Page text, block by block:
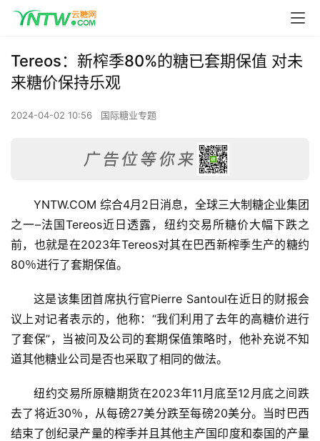
Tereos：新榨季80%的糖已套期保值 对未
来糖价保持乐观
2024-04-02 10:56 国际糖业专题
YNTW.COM 综合4月2日消息，全球三大制糖企业集团
之一–法国Tereos近日透露，纽约交易所糖价大幅下跌之
前，也就是在2023年Tereos对其在巴西新榨季生产的糖约
80％进行了套期保值。
这是该集团首席执行官Pierre Santoul在近日的财报会
议上对记者表示的，他称：“我们利用了去年的高糖价进行
了套保”，当被问及公司的套期保值策略时，他补充说不知
道其他糖业公司是否也采取了相同的做法。
纽约交易所原糖期货在2023年11月底至12月底之间跌
去了将近30％，从每磅27美分跌至每磅20美分。当时巴西
结束了创纪录产量的榨季并且其他主产国印度和泰国的产量